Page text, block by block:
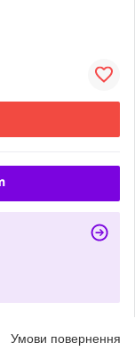
Умови повернення